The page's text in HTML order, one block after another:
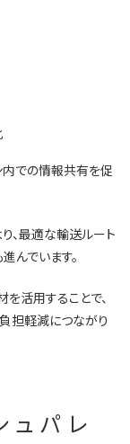
内での情報共有を促
、最適な輸送ルート
んでいます。
活用することで、
担軽減につながり
ュパレ